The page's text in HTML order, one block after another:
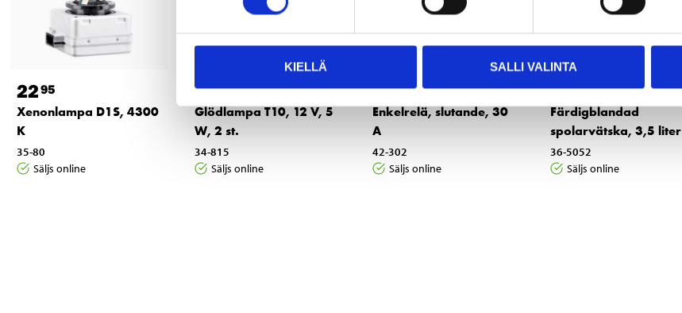
KIELLÄ SALLI VALINTA
2295
Xenonlampa D1S, 4300
K
35-80
Säljs online
095
Glödlampa T10, 12 V, 5
W, 2 st.
34-815
Säljs online
445
Enkelrelä, slutande, 30
A
42-302
Säljs online
365
Färdigblandad
spolarvätska, 3,5 liter
36-5052
Säljs online